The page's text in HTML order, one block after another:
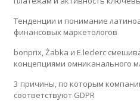
Тенденции и понимание
финансовых маркетологов
bonprix, Żabka и E.leclerc
концепциями омниканального
3 причины, по которым
соответствуют GDPR